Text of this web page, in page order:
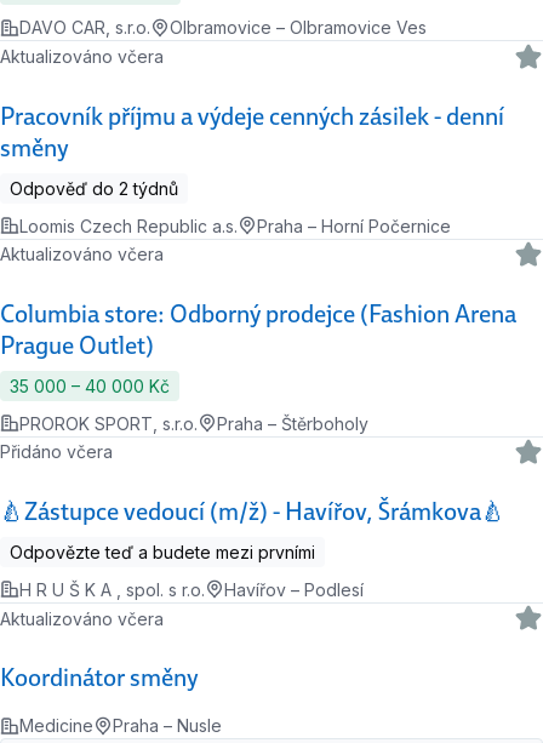
DAVO CAR, s.r.o.
Olbramovice – Olbramovice Ves
Pracovník příjmu a výdeje cenných zásilek - denní
směny
Aktualizováno včera
Odpověď do 2 týdnů
Loomis Czech Republic a.s.
Praha – Horní Počernice
Columbia store: Odborný prodejce (Fashion Arena
Prague Outlet)
Aktualizováno včera
35 000 ‍–‍ 40 000 Kč
PROROK SPORT, s.r.o.
Praha – Štěrboholy
🍐Zástupce vedoucí (m/ž) - Havířov, Šrámkova🍐
Přidáno včera
Odpovězte teď a budete mezi prvními
H R U Š K A , spol. s r.o.
Havířov – Podlesí
Koordinátor směny
Aktualizováno včera
Medicine Praha – Nusle